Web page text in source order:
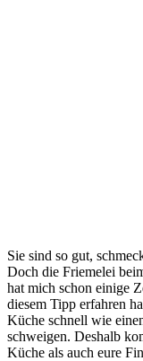
Sie sind so gut,
Doch die Friemelei
hat mich schon einige
diesem Tipp erfahren
Küche schnell wie
schweigen. Deshalb
Küche als auch eure